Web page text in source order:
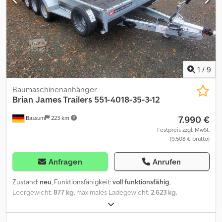
Auffahrrampen Stahl klappbar verschiebbar, Reserverad montiert,
Stützrad Schwerlast automatik..... Jetzt Abholtermin vereinbaren
Montag bis Freitag 09.25 \ 543-2813-35-2-12 Abbildung kann
abweichen und ohne Ladung ! \
1 / 9
Bassum 223 km
Baumaschinenanhänger
Brian James Trailers 551-4018-35-3-12
7.990 €
Festpreis zzgl. MwSt.
(9.508 € brutto)
Anfragen Anrufen
Zustand: neu, Funktionsfähigkeit:voll funktionsfähig,
Leergewicht:877 kg, maximales Ladegewicht:2.623 kg,
, Achsen-Konfiguration:
Federung:Sonstige, Reifengröße:12 Zoll, Höchstgeschwindigkeit: